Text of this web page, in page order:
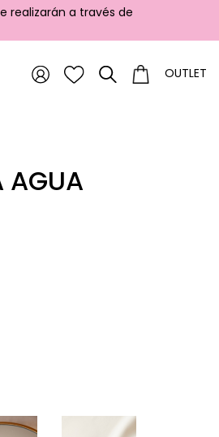
se realizarán a través de
OUTLET
AGUA